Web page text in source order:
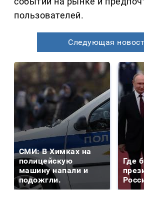
пользователей.
Следующая
СМИ: В Химках на
полицейскую
машину напали и
подожгли.
Где